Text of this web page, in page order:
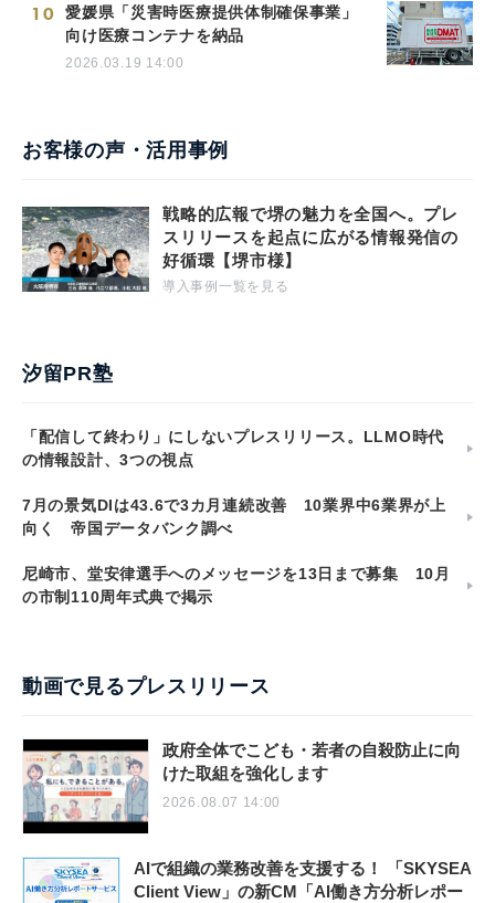
10
愛媛県「災害時医療提供体制確保事業」
向け医療コンテナを納品
2026.03.19 14:00
お客様の声・活用事例
戦略的広報で堺の魅力を全国へ。プレ
スリリースを起点に広がる情報発信の
好循環【堺市様】
導入事例一覧を見る
汐留PR塾
「配信して終わり」にしないプレスリリース。LLMO時代
の情報設計、3つの視点
7月の景気DIは43.6で3カ月連続改善 10業界中6業界が上
向く 帝国データバンク調べ
尼崎市、堂安律選手へのメッセージを13日まで募集 10月
の市制110周年式典で掲示
動画で見るプレスリリース
政府全体でこども・若者の自殺防止に向
けた取組を強化します
2026.08.07 14:00
AIで組織の業務改善を支援する！ 「SKYSEA
Client View」の新CM「AI働き方分析レポー